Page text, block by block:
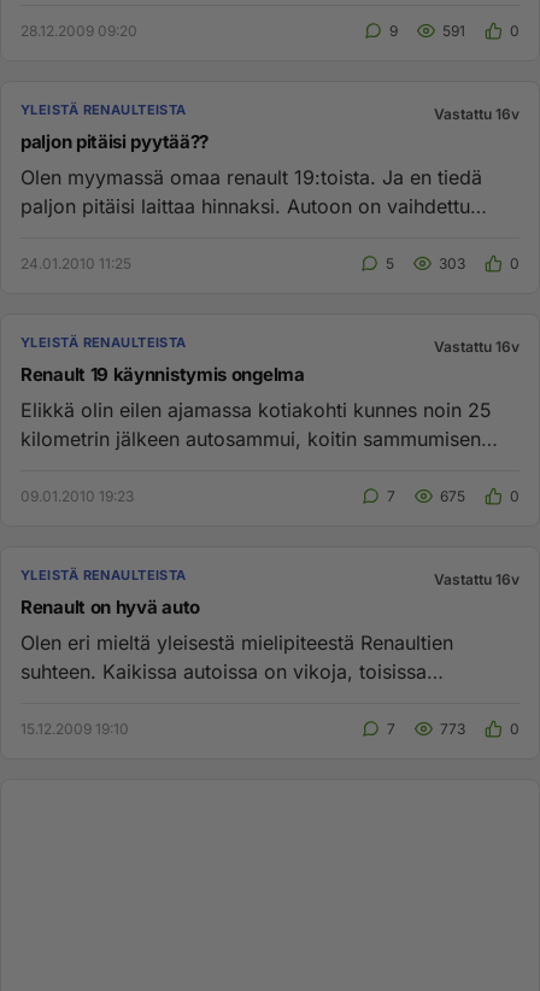
28.12.2009 09:20 9 591 0
YLEISTÄ RENAULTEISTA Vastattu 16v
paljon pitäisi pyytää??
Olen myymassä omaa renault 19:toista. Ja en tiedä
paljon pitäisi laittaa hinnaksi. Autoon on vaihdettu
24.01.2010 11:25 5 303 0
YLEISTÄ RENAULTEISTA Vastattu 16v
Renault 19 käynnistymis ongelma
Elikkä olin eilen ajamassa kotiakohti kunnes noin 25
kilometrin jälkeen autosammui, koitin sammumisen
09.01.2010 19:23 7 675 0
YLEISTÄ RENAULTEISTA Vastattu 16v
Renault on hyvä auto
Olen eri mieltä yleisestä mielipiteestä Renaultien
suhteen. Kaikissa autoissa on vikoja, toisissa
15.12.2009 19:10 7 773 0